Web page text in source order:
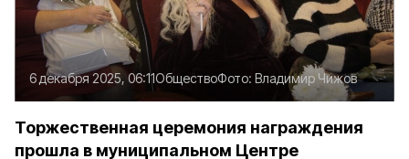
6 декабря 2025, 06:11ОбществоФото: Владимир Чижов
Торжественная церемония награждения
прошла в муниципальном Центре